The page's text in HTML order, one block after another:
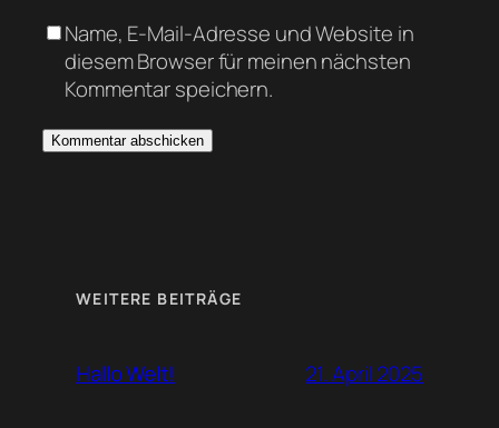
Name, E-Mail-Adresse und Website in
diesem Browser für meinen nächsten
Kommentar speichern.
WEITERE BEITRÄGE
Hallo Welt! 21. April 2025